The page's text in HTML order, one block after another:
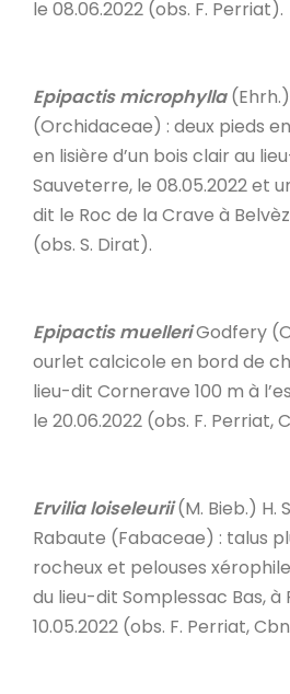
le 08.06.2022 (obs. F. Perriat).
Epipactis microphylla
(Orchidaceae) : deux pieds
en lisière d’un bois clair au
Sauveterre, le 08.05.2022 et
dit le Roc de la Crave à
(obs. S. Dirat).
Epipactis muelleriGodfery
ourlet calcicole en bord de
lieu-dit Cornerave 100 m à
le 20.06.2022 (obs. F. Perriat,
Ervilia loiseleurii(M. Bieb.) H.
Rabaute (Fabaceae) : talus
rocheux et pelouses
du lieu-dit Somplessac Bas, à
10.05.2022 (obs. F. Perriat,